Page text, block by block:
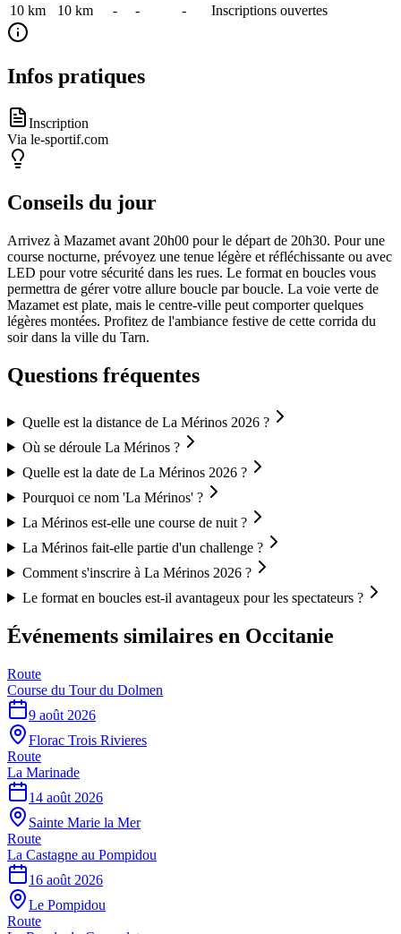
10 km
10 km - - - Inscriptions ouvertes
Infos pratiques
Inscription
Via le-sportif.com
Conseils du jour
Arrivez à Mazamet avant 20h00 pour le départ de 20h30. Pour une
course nocturne, prévoyez une tenue légère et réfléchissante ou avec
LED pour votre sécurité dans les rues. Le format en boucles vous
permettra de gérer votre allure boucle par boucle. La voie verte de
Mazamet est plate, mais le centre-ville peut comporter quelques
légères montées. Profitez de l'ambiance festive de cette corrida du
soir dans la ville du Tarn.
Questions fréquentes
Quelle est la distance de La Mérinos 2026 ?
Où se déroule La Mérinos ?
Quelle est la date de La Mérinos 2026 ?
Pourquoi ce nom 'La Mérinos' ?
La Mérinos est-elle une course de nuit ?
La Mérinos fait-elle partie d'un challenge ?
Comment s'inscrire à La Mérinos 2026 ?
Le format en boucles est-il avantageux pour les spectateurs ?
Événements similaires en Occitanie
Route
Course du Tour du Dolmen
9 août 2026
Florac Trois Rivieres
Route
La Marinade
14 août 2026
Sainte Marie la Mer
Route
La Castagne au Pompidou
16 août 2026
Le Pompidou
Route